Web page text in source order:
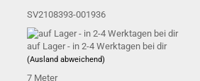
SV2108393-001936
auf Lager - in 2-4 Werktagen bei dir
(Ausland abweichend)
7 Meter